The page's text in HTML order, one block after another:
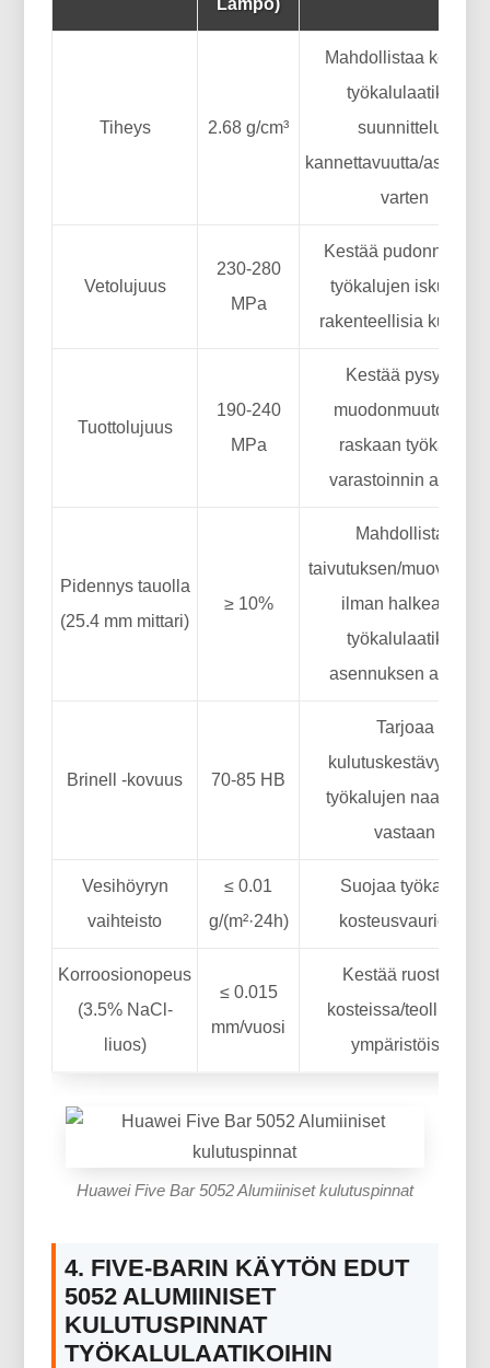
Lämpö)
Tiheys 2.68 g/cm³
Mahdollistaa kevyen
työkalulaatikon
suunnittelun
kannettavuutta/
varten
Vetolujuus
230-280
MPa
Kestää pudonneiden
työkalujen iskuja ja
rakenteellisia kuormia
Tuottolujuus
190-240
MPa
Kestää pysyviä
muodonmuutoksia
raskaan työkalun
varastoinnin aikana
Pidennys tauolla
(25.4 mm mittari)
≥ 10%
Mahdollistaa
taivutuksen/
ilman halkeamia
työkalulaatikon
asennuksen aikana
Brinell -kovuus 70-85 HB
Tarjoaa
kulutuskestävyyden
työkalujen naarmuja
vastaan
Vesihöyryn
vaihteisto
≤ 0.01
g/(m²·24h)
Suojaa työkaluja
kosteusvaurioilta
Korroosionopeus
(3.5% NaCl-
liuos)
≤ 0.015
mm/vuosi
Kestää ruostetta
kosteissa/teollisissa
ympäristöissä
Huawei Five Bar 5052 Alumiiniset kulutuspinnat
4. FIVE-BARIN KÄYTÖN EDUT
5052 ALUMIINISET
KULUTUSPINNAT
TYÖKALULAATIKOIHIN